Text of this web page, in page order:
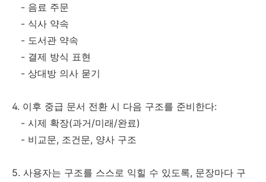
- 음료 주문
- 식사 약속
- 도서관 약속
- 결제 방식 표현
- 상대방 의사 묻기
4. 이후 중급 문서 전환 시 다음 구조를 준비한다:
- 시제 확장(과거/미래/완료)
- 비교문, 조건문, 양사 구조
5. 사용자는 구조를 스스로 익힐 수 있도록, 문장마다 구